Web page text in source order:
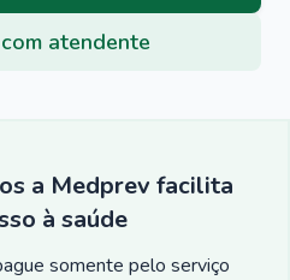
atendente
a Medprev facilita
à saúde
somente pelo serviço